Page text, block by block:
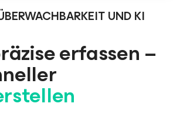
für Kunden, die vom Content-
UND KI
erfassen –